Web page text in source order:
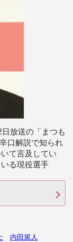
放送の「まつも
口解説で知られ
て言及してい
る現役選手
内田篤人